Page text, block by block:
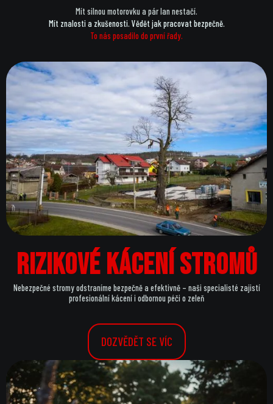
Mít silnou motorovku a pár lan nestačí.
Mít znalosti a zkušenosti. Vědět jak pracovat bezpečně.
To nás posadilo do první řady.
Rizikové kácení stromů
Nebezpečné stromy odstraníme bezpečně a efektivně – naši specialisté zajistí
profesionální kácení i odbornou péči o zeleň
DOZVĚDĚT SE VÍC